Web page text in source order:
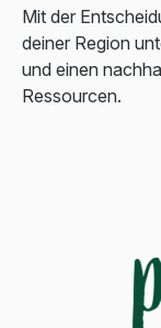
Mit der
deiner Region
und einen
Ressourcen.